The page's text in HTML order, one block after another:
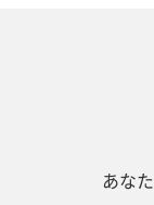
あな